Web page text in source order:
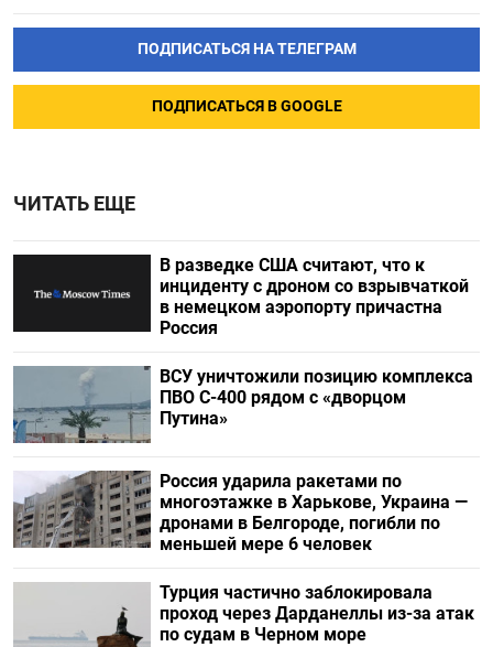
ПОДПИСАТЬСЯ НА ТЕЛЕГРАМ
ПОДПИСАТЬСЯ В GOOGLE
ЧИТАТЬ ЕЩЕ
В разведке США считают, что к
инциденту с дроном со взрывчаткой
в немецком аэропорту причастна
Россия
ВСУ уничтожили позицию комплекса
ПВО С-400 рядом с «дворцом
Путина»
Россия ударила ракетами по
многоэтажке в Харькове, Украина —
дронами в Белгороде, погибли по
меньшей мере 6 человек
Турция частично заблокировала
проход через Дарданеллы из-за атак
по судам в Черном море